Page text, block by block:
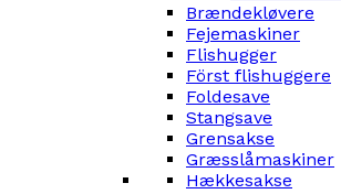
Brændekløvere
Fejemaskiner
Flishugger
Först flishuggere
Foldesave
Stangsave
Grensakse
Græsslåmaskiner
Hækkesakse